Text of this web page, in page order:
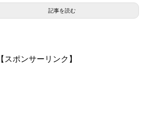
記事を読む
【スポンサーリンク】